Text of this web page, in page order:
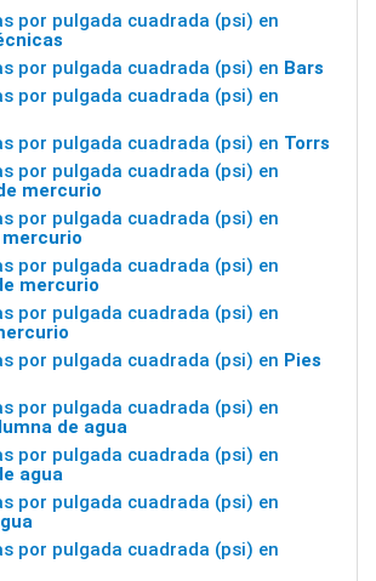
por pulgada cuadrada (psi) en
por pulgada cuadrada (psi) en Bars
por pulgada cuadrada (psi) en
por pulgada cuadrada (psi) en Torrs
por pulgada cuadrada (psi) en
mercurio
por pulgada cuadrada (psi) en
por pulgada cuadrada (psi) en
mercurio
por pulgada cuadrada (psi) en
por pulgada cuadrada (psi) en Pies
por pulgada cuadrada (psi) en
de agua
por pulgada cuadrada (psi) en
agua
por pulgada cuadrada (psi) en
por pulgada cuadrada (psi) en